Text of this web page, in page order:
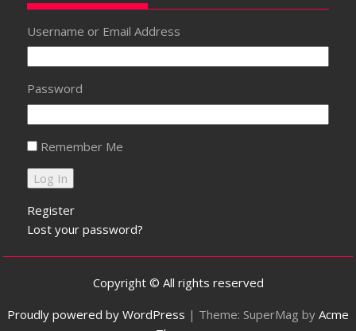
Username or Email Address
Password
Remember Me
Register
Lost your password?
Copyright © All rights reserved
Proudly powered by WordPress | Theme: SuperMag by Acme